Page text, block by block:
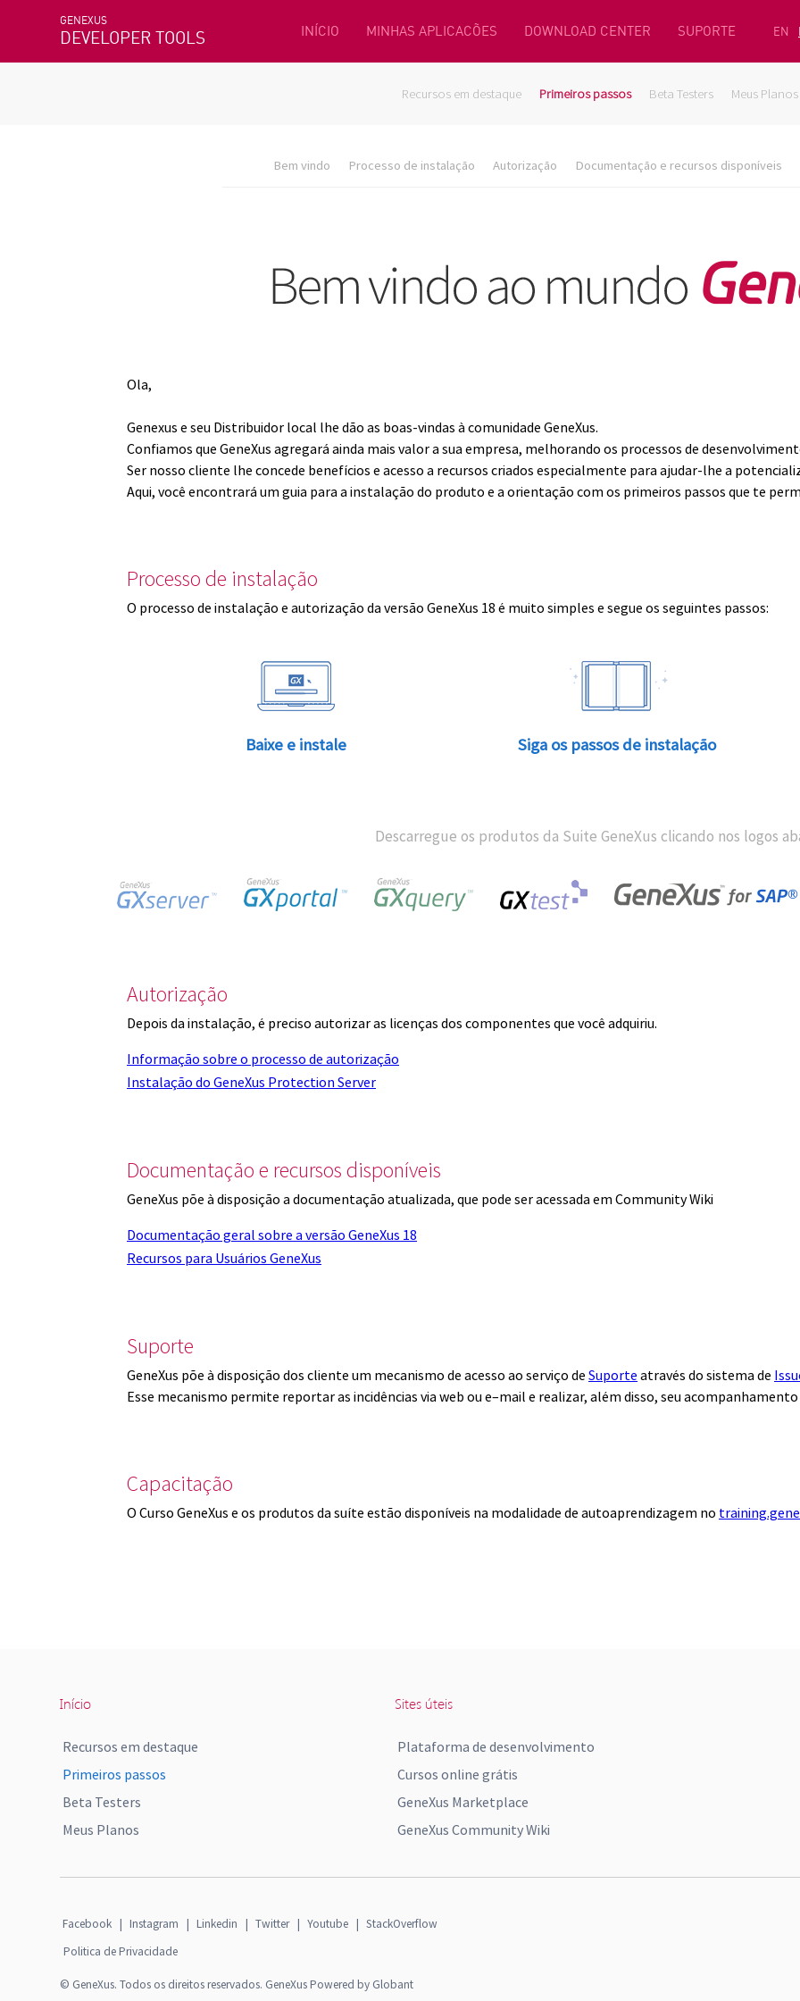
GENEXUS
DEVELOPER TOOLS INÍCIO MINHAS APLICACÕES DOWNLOAD CENTER SUPORTE EN
Recursos em destaque Primeiros passos Beta Testers Meus Planos
Bem vindo Processo de instalação Autorização Documentação e recursos disponíveis
Ola,
Genexus e seu Distribuidor local lhe dão as boas-vindas à comunidade GeneXus.
Confiamos que GeneXus agregará ainda mais valor a sua empresa, melhorando os processos de
Ser nosso cliente lhe concede benefícios e acesso a recursos criados especialmente para ajudar-lhe a
Aqui, você encontrará um guia para a instalação do produto e a orientação com os primeiros passos que te
Processo de instalação
O processo de instalação e autorização da versão GeneXus 18 é muito simples e segue os seguintes passos:
Baixe e instale Siga os passos de instalação
Descarregue os produtos da Suite GeneXus clicando nos logos
Autorização
Depois da instalação, é preciso autorizar as licenças dos componentes que você adquiriu.
Informação sobre o processo de autorização
Instalação do GeneXus Protection Server
Documentação e recursos disponíveis
GeneXus põe à disposição a documentação atualizada, que pode ser acessada em Community Wiki
Documentação geral sobre a versão GeneXus 18
Recursos para Usuários GeneXus
Suporte
GeneXus põe à disposição dos cliente um mecanismo de acesso ao serviço de Suporte através do sistema de
Esse mecanismo permite reportar as incidências via web ou e–mail e realizar, além disso, seu
Capacitação
O Curso GeneXus e os produtos da suíte estão disponíveis na modalidade de autoaprendizagem no
Início
Recursos em destaque
Primeiros passos
Beta Testers
Meus Planos
Sites úteis
Plataforma de desenvolvimento
Cursos online grátis
GeneXus Marketplace
GeneXus Community Wiki
Facebook | Instagram | Linkedin | Twitter | Youtube | StackOverflow
Politica de Privacidade
© GeneXus. Todos os direitos reservados. GeneXus Powered by Globant